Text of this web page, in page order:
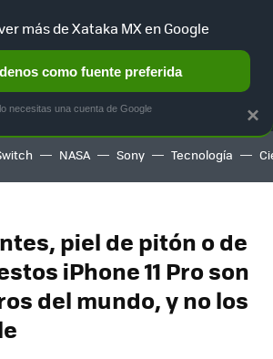
HOME AUTO TERRITORIO
NASA Sony Tecnología
piel de pitón o de
iPhone 11 Pro son
del mundo, y no los
×
más de Xataka MX en Google
como fuente preferida
necesitas una cuenta de Google